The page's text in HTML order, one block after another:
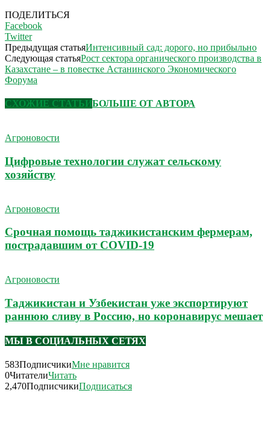
ПОДЕЛИТЬСЯ
Facebook
Twitter
Предыдущая статьяИнтенсивный сад: дорого, но прибыльно
Следующая статьяРост сектора органического производства в
Казахстане – в повестке Астанинского Экономического
Форума
СХОЖИЕ СТАТЬИБОЛЬШЕ ОТ АВТОРА
Агроновости
Цифровые технологии служат сельскому
хозяйству
Агроновости
Срочная помощь таджикистанским фермерам,
пострадавшим от COVID-19
Агроновости
Таджикистан и Узбекистан уже экспортируют
раннюю сливу в Россию, но коронавирус мешает
МЫ В СОЦИАЛЬНЫХ СЕТЯХ
583ПодписчикиМне нравится
0ЧитателиЧитать
2,470ПодписчикиПодписаться